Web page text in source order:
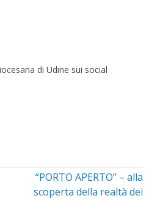
di Udine sui social
“PORTO APERTO” – alla
scoperta della realtà dei